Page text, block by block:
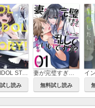
IDOL×IDOL STORY！
し読み
妻が完璧すぎるので、ちょっと乱していいですか？
無料試し読み